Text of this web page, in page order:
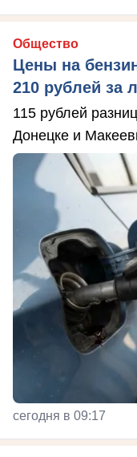
Общество
Цены на
210 рублей за
115 рублей
Донецке и
сегодня в 09:17